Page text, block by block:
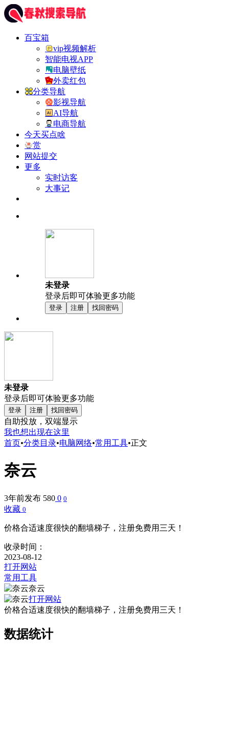
百宝箱
vip视频解析
智能电视APP
电脑壁纸
外卖红包
分类导航
影视导航
AI导航
电商导航
今天买点啥
赏
网站提交
更多
实时访客
大事记
未登录
登录后即可体验更多功能
登录 注册 找回密码
未登录
登录后即可体验更多功能
登录 注册 找回密码
自助投放，双端显示
我也想出现在这里
首页•分类目录•电脑网络•常用工具•正文
奈云
3年前发布 580 0 0
收藏 0
价格合适速度很快的翻墙梯子，注册免费用三天！
收录时间：
2023-08-12
打开网站
常用工具
奈云
打开网站
价格合适速度很快的翻墙梯子，注册免费用三天！
数据统计